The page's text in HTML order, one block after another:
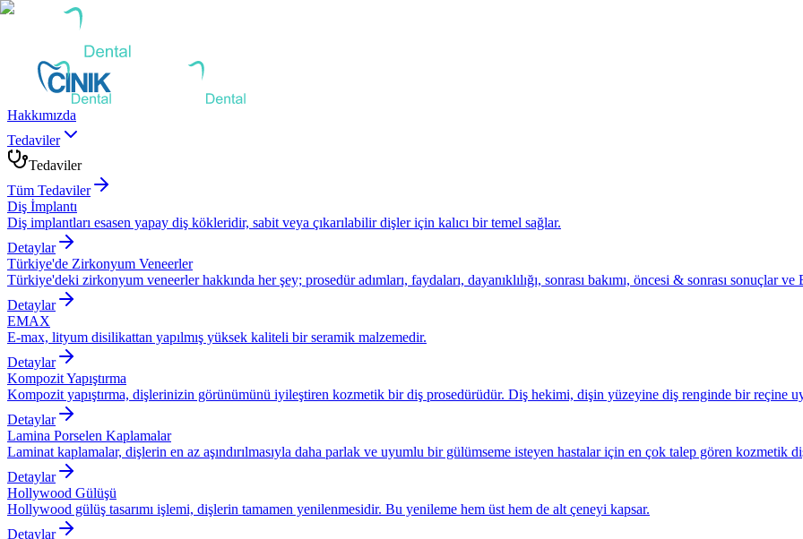
Hakkımızda
Tedaviler
Tedaviler
Tüm Tedaviler
Diş İmplantı
Diş implantları esasen yapay diş kökleridir, sabit veya çıkarılabilir dişler için kalıcı bir temel sağlar.
Detaylar
Türkiye'de Zirkonyum Veneerler
Türkiye'deki zirkonyum veneerler hakkında her şey; prosedür adımları, faydaları, dayanıklılığı, sonrası bakımı, öncesi & sonrası sonuçlar
Detaylar
EMAX
E-max, lityum disilikattan yapılmış yüksek kaliteli bir seramik malzemedir.
Detaylar
Kompozit Yapıştırma
Kompozit yapıştırma, dişlerinizin görünümünü iyileştiren kozmetik bir diş prosedürüdür. Diş hekimi, dişin yüzeyine diş renginde bir reçine
Detaylar
Lamina Porselen Kaplamalar
Laminat kaplamalar, dişlerin en az aşındırılmasıyla daha parlak ve uyumlu bir gülümseme isteyen hastalar için en çok talep gören kozmetik
Detaylar
Hollywood Gülüşü
Hollywood gülüş tasarımı işlemi, dişlerin tamamen yenilenmesidir. Bu yenileme hem üst hem de alt çeneyi kapsar.
Detaylar